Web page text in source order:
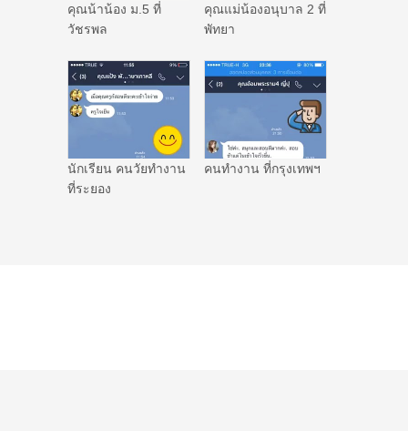
คุณน้าน้อง ม.5 ที่
วัชรพล
คุณแม่น้องอนุบาล 2 ที่
พัทยา
นักเรียน คนวัยทำงาน
ที่ระยอง
คนทำงาน ที่กรุงเทพฯ